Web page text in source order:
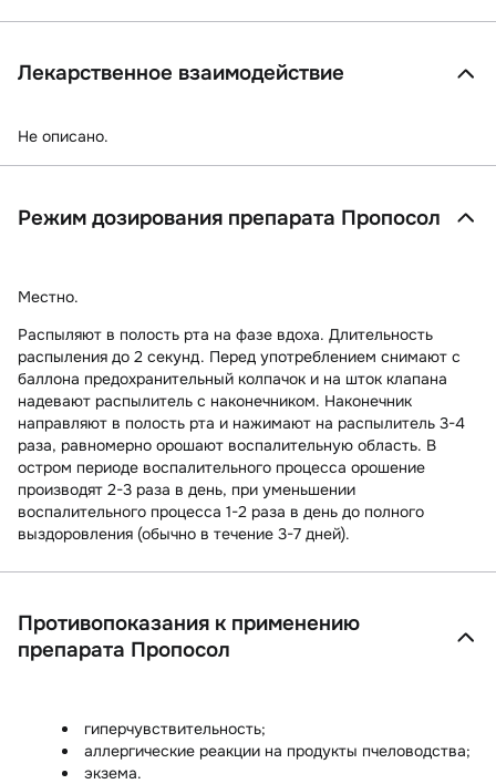
Лекарственное взаимодействие
Не описано.
Режим дозирования препарата Пропосол
Местно.
Распыляют в полость рта на фазе вдоха. Длительность
распыления до 2 секунд. Перед употреблением снимают с
баллона предохранительный колпачок и на шток клапана
надевают распылитель с наконечником. Наконечник
направляют в полость рта и нажимают на распылитель 3-4
раза, равномерно орошают воспалительную область. В
остром периоде воспалительного процесса орошение
производят 2-3 раза в день, при уменьшении
воспалительного процесса 1-2 раза в день до полного
выздоровления (обычно в течение 3-7 дней).
Противопоказания к применению
препарата Пропосол
гиперчувствительность;
аллергические реакции на продукты пчеловодства;
экзема.